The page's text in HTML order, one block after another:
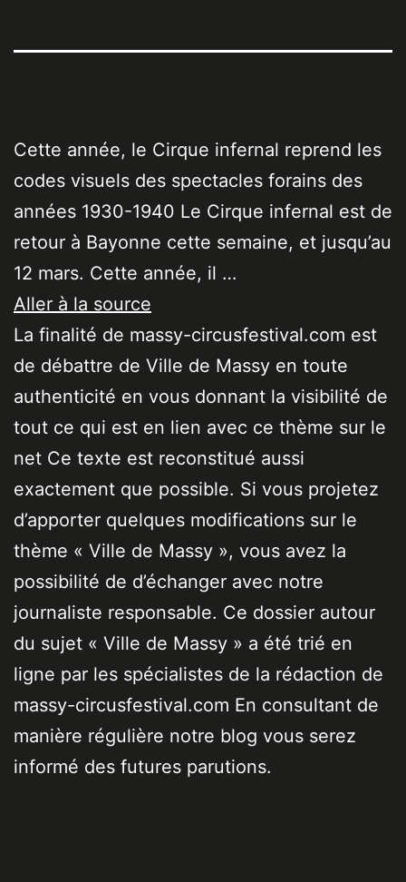
Cette année, le Cirque infernal reprend les
codes visuels des spectacles forains des
années 1930-1940 Le Cirque infernal est de
retour à Bayonne cette semaine, et jusqu’au
12 mars. Cette année, il …
Aller à la source
La finalité de massy-circusfestival.com est
de débattre de Ville de Massy en toute
authenticité en vous donnant la visibilité de
tout ce qui est en lien avec ce thème sur le
net Ce texte est reconstitué aussi
exactement que possible. Si vous projetez
d’apporter quelques modifications sur le
thème « Ville de Massy », vous avez la
possibilité de d’échanger avec notre
journaliste responsable. Ce dossier autour
du sujet « Ville de Massy » a été trié en
ligne par les spécialistes de la rédaction de
massy-circusfestival.com En consultant de
manière régulière notre blog vous serez
informé des futures parutions.